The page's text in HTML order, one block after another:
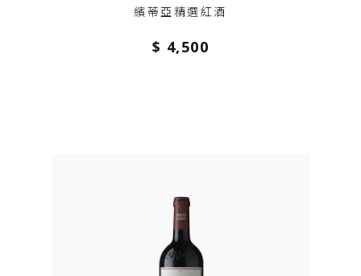
繽蒂亞精選紅酒
$ 4,500